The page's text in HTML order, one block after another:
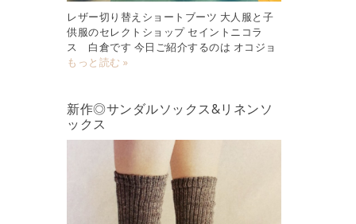
レザー切り替えショートブーツ 大人服と子
供服のセレクトショップ セイントニコラ
ス 白倉です 今日ご紹介するのは オコジョ
もっと読む »
新作◎サンダルソックス&リネンソ
ックス